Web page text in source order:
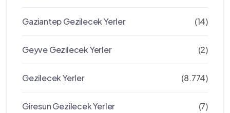
Gaziantep Gezilecek Yerler (14)
Geyve Gezilecek Yerler (2)
Gezilecek Yerler (8.774)
Giresun Gezilecek Yerler (7)